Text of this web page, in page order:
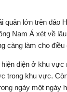
quân lớn trên đảo
Nam Á xét về
càng làm cho
diện ở khu
trong khu vực.
ngày một ngày